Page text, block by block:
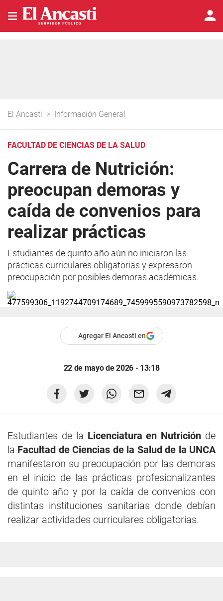
El Ancasti > Información General
FACULTAD DE CIENCIAS DE LA SALUD
Carrera de Nutrición:
preocupan demoras y
caída de convenios para
realizar prácticas
Estudiantes de quinto año aún no iniciaron las
prácticas curriculares obligatorias y expresaron
preocupación por posibles demoras académicas.
Agregar El Ancasti en
22 de mayo de 2026 - 13:18
Estudiantes de la Licenciatura en Nutrición de
la Facultad de Ciencias de la Salud de la UNCA
manifestaron su preocupación por las demoras
en el inicio de las prácticas profesionalizantes
de quinto año y por la caída de convenios con
distintas instituciones sanitarias donde debían
realizar actividades curriculares obligatorias.